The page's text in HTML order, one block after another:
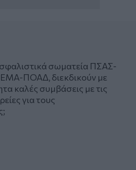
σωματεία ΠΣΑΣ-
ΠΟΑΔ, διεκδικούν με
καλές συμβάσεις με τις
για τους